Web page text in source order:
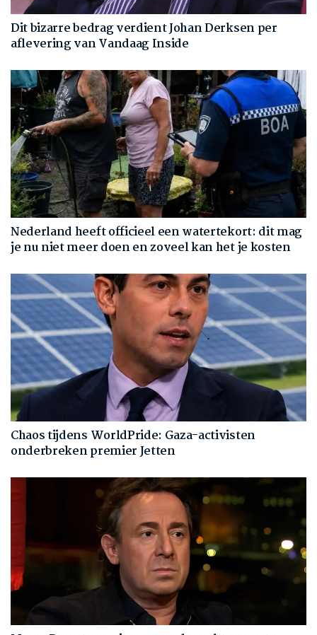
Dit bizarre bedrag verdient Johan Derksen per
aflevering van Vandaag Inside
Nederland heeft officieel een watertekort: dit mag
je nu niet meer doen en zoveel kan het je kosten
Chaos tijdens WorldPride: Gaza-activisten
onderbreken premier Jetten